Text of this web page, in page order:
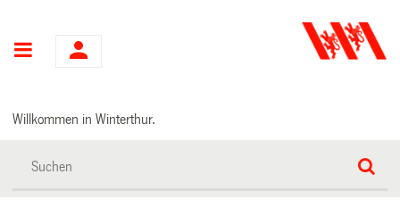
Hauptnavigation
Willkommen in Winterthur.